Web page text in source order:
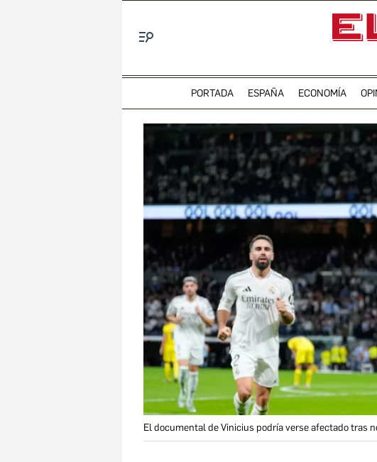
PORTADA ESPAÑA ECONOMÍA
El documental de Vinicius podría verse afectado tras